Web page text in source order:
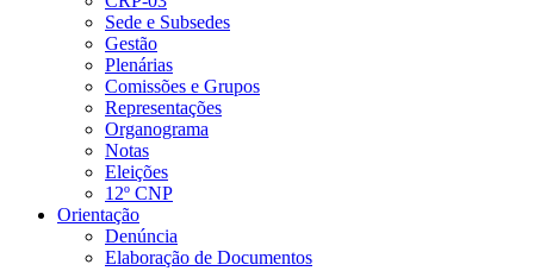
Sede e Subsedes
Gestão
Plenárias
Comissões e Grupos
Representações
Organograma
Notas
Eleições
12º CNP
Orientação
Denúncia
Elaboração de Documentos